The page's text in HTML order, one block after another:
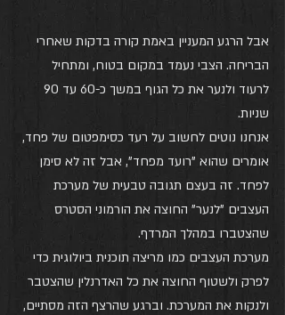
אבל הרגע המעניין באמת קורה בדקות שאחרי
הבריחה. הצבי נעמד במקום בטוח, ומתחיל
שניות.
אנחנו נוטים לחשוב על רעד כסימפטום של פחד,
אומרים שהוא "רועד מפחד", אבל זה לא סימן
לפחד. זה בעצם תגובה טבעית של מערכת
העצבים "לנער" החוצה את הורמוני הסטרס
שהצטברו במהלך המרדף.
מערכת העצבים כמו מריצה תוכנית ביולוגית כדי
לפרק ולשטוף החוצה את כל האדרנלין שהצטבר
ולנקות את המערכת. וברגע שהרצף הזה מסתיים,